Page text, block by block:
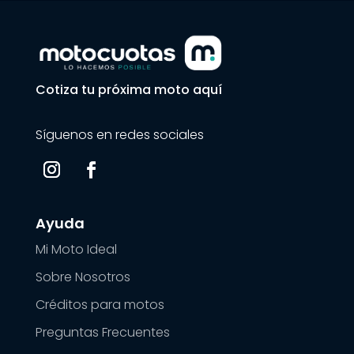
Cotiza tu próxima moto aquí
Síguenos en redes sociales
Ayuda
Mi Moto Ideal
Sobre Nosotros
Créditos para motos
Preguntas Frecuentes